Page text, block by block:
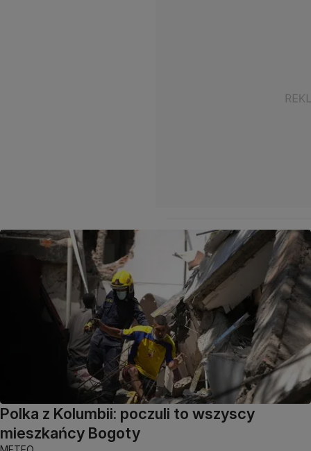
Polka z Kolumbii: poczuli to wszyscy
mieszkańcy Bogoty